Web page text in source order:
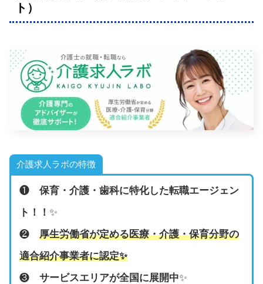
ト）
介護求人ラボの特徴
❶ 保育・介護・歯科に特化した転職エージェン
ト！！ ✨
❷ 厚生労働省が定める医療・介護・保育分野の
適合紹介事業者に認定✨
❸ サービスエリアが全国に展開中✨